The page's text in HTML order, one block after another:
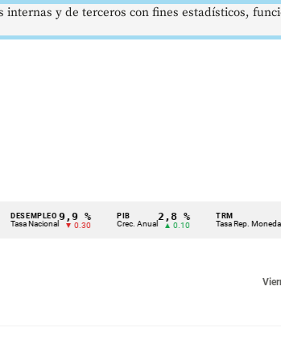
Nacional
9,9 %
▼ 0.30 Crec. Anual
2,8 %
▲ 0.10 Tasa Rep. Moneda
internas y de terceros con fines estadísticos,